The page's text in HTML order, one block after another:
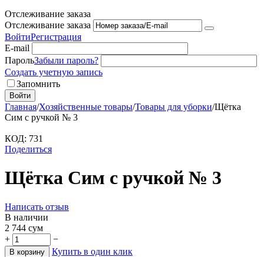
Отслеживание заказа
Отслеживание заказа
ВойтиРегистрация
E-mail
ПарольЗабыли пароль?
Создать учетную запись
Запомнить
Войти
Главная/Хозяйственные товары/Товары для уборки/Щётка
Сим с ручкой № 3
КОД: 731
Поделиться
Щётка Сим с ручкой № 3
Написать отзыв
В наличии
2 744 сум
+
−
В корзину
Купить в один клик